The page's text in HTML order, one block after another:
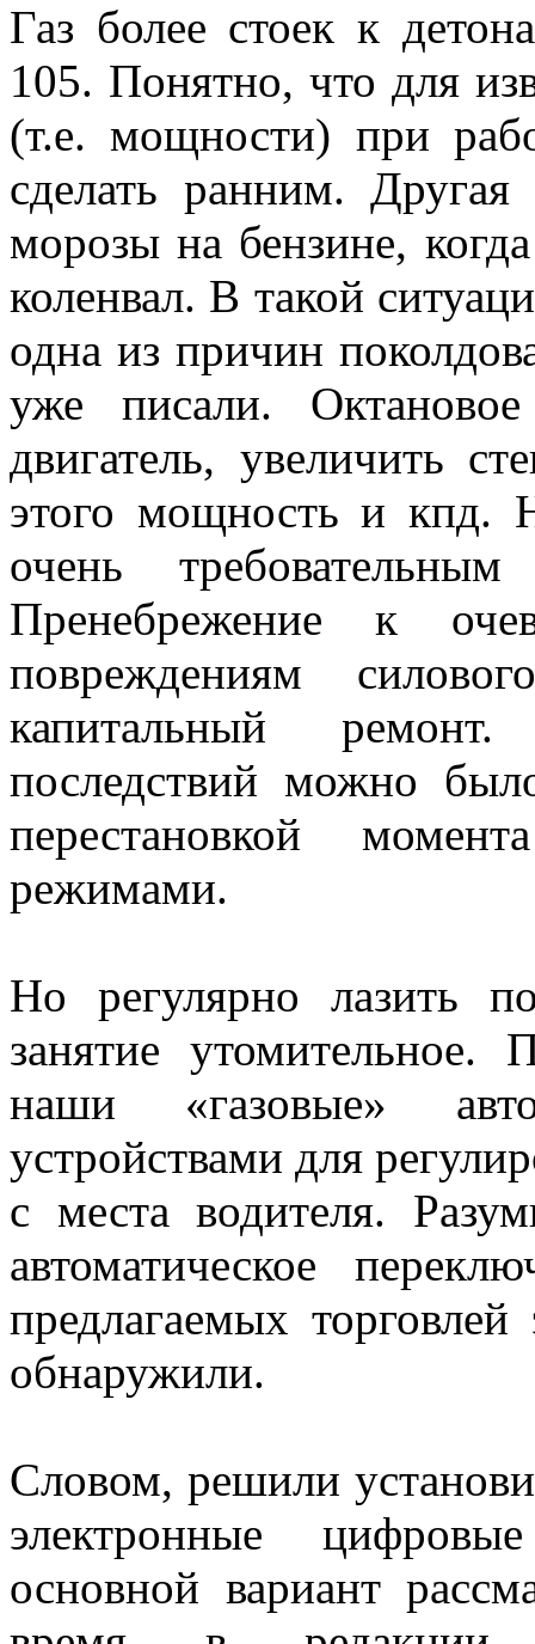
Газ более стоек к
105. Понятно, что для
(т.е. мощности) при
сделать ранним. Другая
морозы на бензине,
коленвал. В такой
одна из причин
уже писали.
двигатель, увеличить
этого мощность и кпд.
очень
Пренебрежение к
повреждениям
капитальный
последствий можно
перестановкой
режимами.
Но регулярно лазить
занятие
наши «газовые»
устройствами для
с места водителя.
автоматическое
предлагаемых
обнаружили.
Словом, решили
электронные
основной вариант